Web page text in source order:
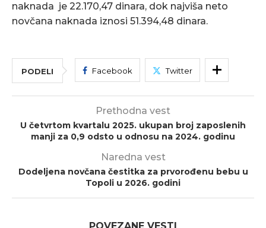
naknada je 22.170,47 dinara, dok najviša neto
novčana naknada iznosi 51.394,48 dinara.
PODELI Facebook Twitter
Prethodna vest
U četvrtom kvartalu 2025. ukupan broj zaposlenih
manji za 0,9 odsto u odnosu na 2024. godinu
Naredna vest
Dodeljena novčana čestitka za prvorođenu bebu u
Topoli u 2026. godini